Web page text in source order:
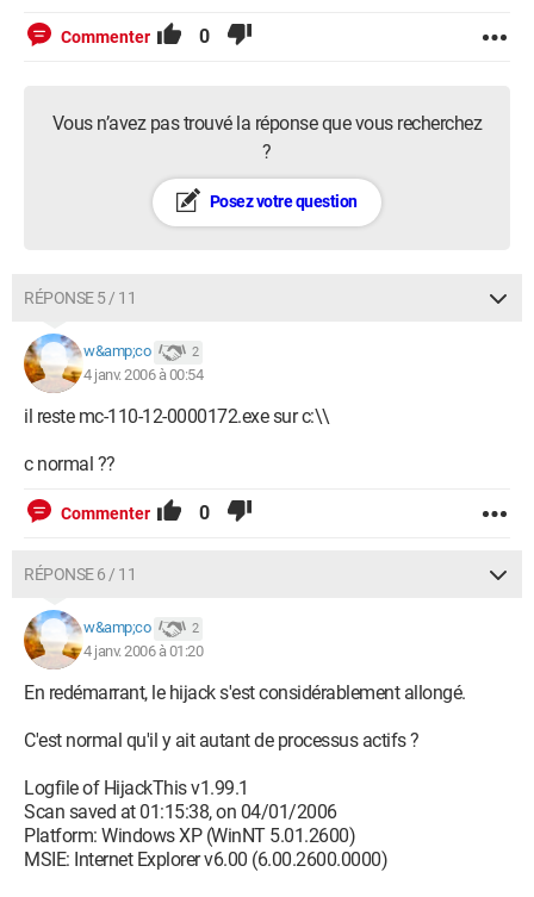
Commenter 0
Vous n’avez pas trouvé la réponse que vous recherchez
?
Posez votre question
RÉPONSE 5 / 11
w&amp;co 2
4 janv. 2006 à 00:54
il reste mc-110-12-0000172.exe sur c:\\
c normal ??
Commenter 0
RÉPONSE 6 / 11
w&amp;co 2
4 janv. 2006 à 01:20
En redémarrant, le hijack s'est considérablement allongé.
C'est normal qu'il y ait autant de processus actifs ?
Logfile of HijackThis v1.99.1
Scan saved at 01:15:38, on 04/01/2006
Platform: Windows XP (WinNT 5.01.2600)
MSIE: Internet Explorer v6.00 (6.00.2600.0000)